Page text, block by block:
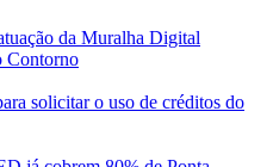
da Muralha Digital
Contorno
solicitar o uso de créditos do